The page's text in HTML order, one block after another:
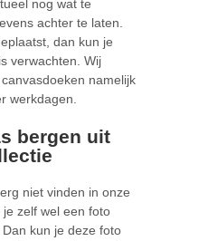
nog wat te
achter te laten.
dan kun je
verwachten. Wij
namelijk
werkdagen.
bergen uit
niet vinden in onze
zelf wel een foto
kun je deze foto